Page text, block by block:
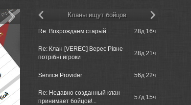
Re: Возрождаем старый 28д 16ч
Re: Клан [VEREC] Верес Рівне
потрібні игроки
28д 21ч
Service Provider 56д 22ч
Re: Недавно созданный клан
принимает бойцов!...
57д 15ч
Кланы ищут бойцов